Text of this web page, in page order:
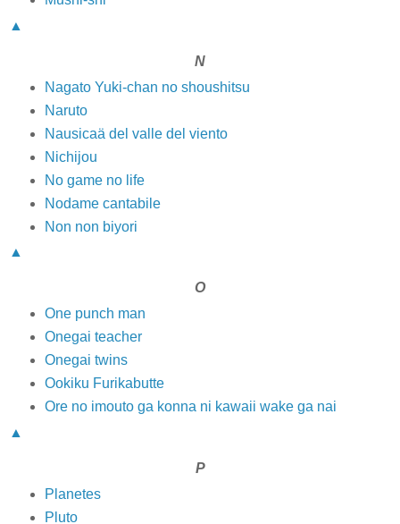
▲
N
Nagato Yuki-chan no shoushitsu
Naruto
Nausicaä del valle del viento
Nichijou
No game no life
Nodame cantabile
Non non biyori
▲
O
One punch man
Onegai teacher
Onegai twins
Ookiku Furikabutte
Ore no imouto ga konna ni kawaii wake ga nai
▲
P
Planetes
Pluto